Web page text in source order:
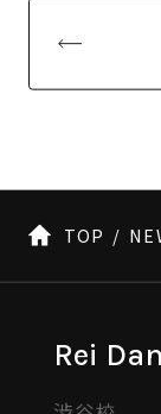
TOP
Rei